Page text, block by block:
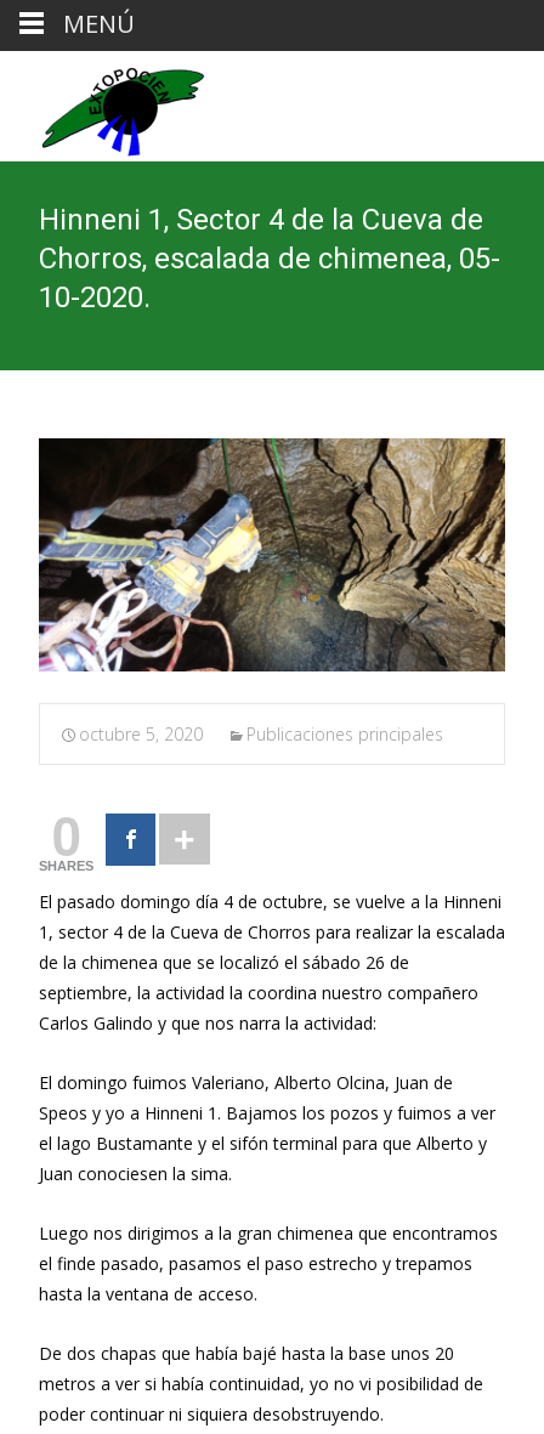
Hinneni 1, Sector 4 de la Cueva de
Chorros, escalada de chimenea, 05-
10-2020.
octubre 5, 2020 Publicaciones principales
0
SHARES
El pasado domingo día 4 de octubre, se vuelve a la Hinneni
1, sector 4 de la Cueva de Chorros para realizar la escalada
de la chimenea que se localizó el sábado 26 de
septiembre, la actividad la coordina nuestro compañero
Carlos Galindo y que nos narra la actividad:
El domingo fuimos Valeriano, Alberto Olcina, Juan de
Speos y yo a Hinneni 1. Bajamos los pozos y fuimos a ver
el lago Bustamante y el sifón terminal para que Alberto y
Juan conociesen la sima.
Luego nos dirigimos a la gran chimenea que encontramos
el finde pasado, pasamos el paso estrecho y trepamos
hasta la ventana de acceso.
De dos chapas que había bajé hasta la base unos 20
metros a ver si había continuidad, yo no vi posibilidad de
poder continuar ni siquiera desobstruyendo.
MENÚ